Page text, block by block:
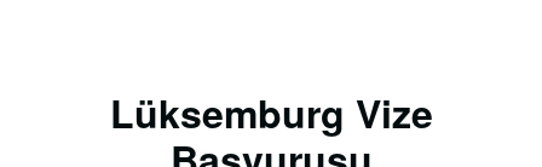
Lüksemburg Vize